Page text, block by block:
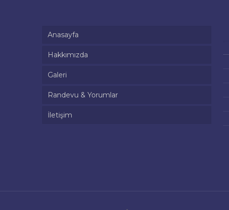
Anasayfa
Hakkımızda
Uzman Dt. Nur Şahin
Dr.dt. Mücahid Faik Şahin
Galeri
Randevu & Yorumlar
Uzman Dt. Nur Şahin
İletişim